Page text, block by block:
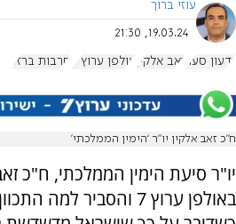
עוזי ברוך
19.03.24, 21:30
גדעון סער זאב אלקין אולפן ערוץ 7 חרבות ברזל
ח”כ זאב אלקין יו”ר ‘הימין הממלכתי’
יו"ר סיעת הימין הממלכתי, ח"כ
באולפן ערוץ 7 והסביר